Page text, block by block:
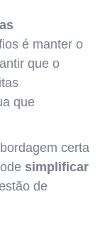
é manter o
que o
que
certa
simplificar
de